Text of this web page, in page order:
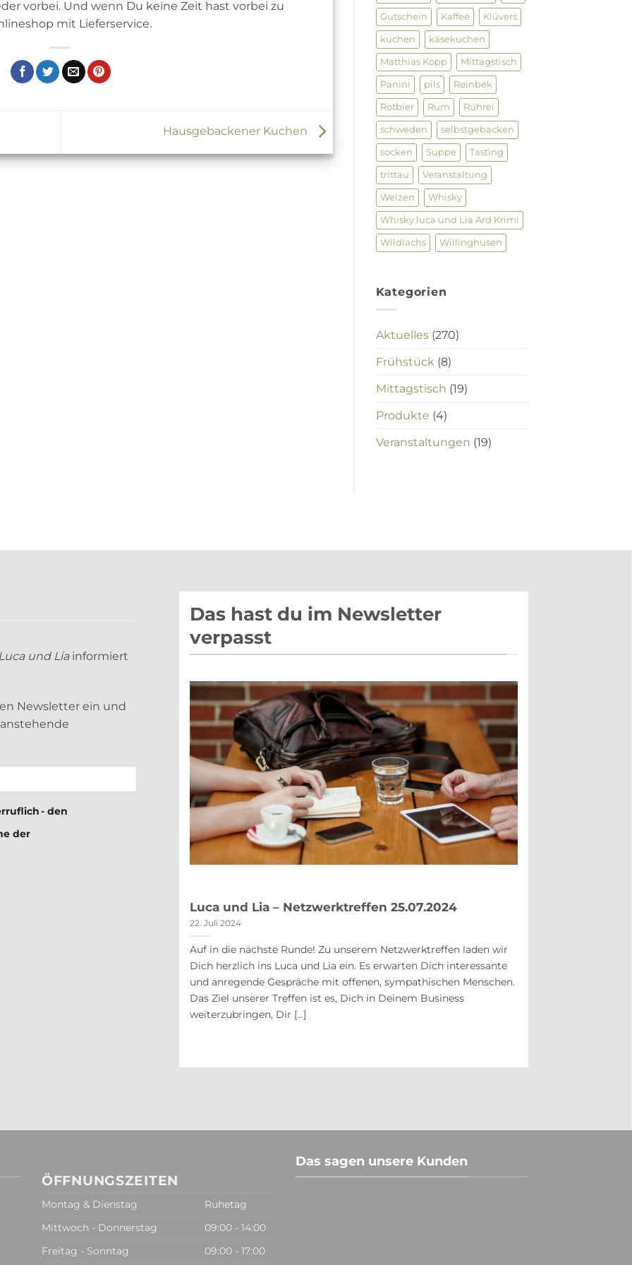
vorbei. Und wenn Du keine Zeit hast vorbei zu
mit Lieferservice.
Hausgebackener Kuchen
Gutschein Kaffee Klüvers
kuchen käsekuchen
Matthias Kopp Mittagstisch
Panini pils Reinbek
Rotbier Rum Rührei
schweden selbstgebacken
socken Suppe Tasting
trittau Veranstaltung
Weizen Whisky
Whisky luca und Lia Ard Krimi
Wildlachs Willinghusen
Kategorien
Aktuelles(270)
Frühstück (8)
Mittagstisch (19)
Produkte (4)
Veranstaltungen (19)
Luca und Lia informiert
Newsletter ein und
- den
der
Das hast du im Newsletter
verpasst
Luca und Lia – Netzwerktreffen 25.07.2024
22. Juli 2024
Auf in die nächste Runde! Zu unserem Netzwerktreffen laden wir
Dich herzlich ins Luca und Lia ein. Es erwarten Dich interessante
und anregende Gespräche mit offenen, sympathischen Menschen.
Das Ziel unserer Treffen ist es, Dich in Deinem Business
weiterzubringen, Dir [...]
ÖFFNUNGSZEITEN
Montag & Dienstag
Ruhetag
Mittwoch - Donnerstag
09:00 - 14:00
Freitag - Sonntag
09:00 - 17:00
Das sagen unsere Kunden